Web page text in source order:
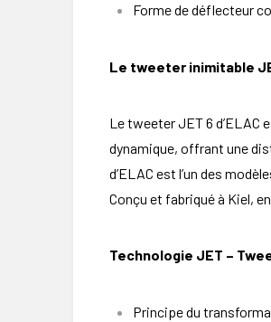
Forme de déflecteur
Le tweeter inimitable
Le tweeter JET 6 d’ELAC
dynamique, offrant une
d’ELAC est l’un des
Conçu et fabriqué à Kiel,
Technologie JET –
Principe du